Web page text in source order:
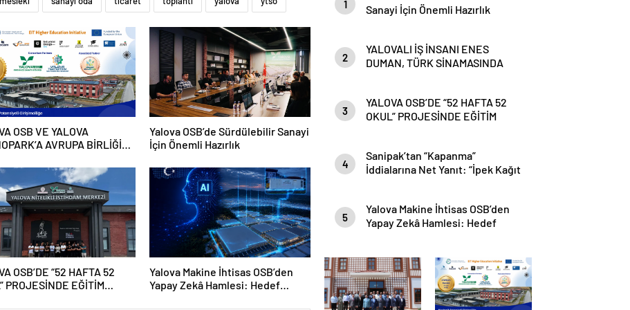
OSB VE YALOVA
AVRUPA BİRLİĞİ
Yalova OSB’de Sürdülebilir Sanayi
İçin Önemli Hazırlık
OSB’DE “52 HAFTA 52
PROJESİNDE EĞİTİM
Yalova Makine İhtisas OSB’den
Yapay Zekâ Hamlesi: Hedef
1
Sanayi İçin Önemli Hazırlık
2
YALOVALI İŞ İNSANI ENES
DUMAN, TÜRK SİNAMASINDA
3
YALOVA OSB’DE “52 HAFTA 52
OKUL” PROJESİNDE EĞİTİM
4
Sanipak’tan “Kapanma”
İddialarına Net Yanıt: “İpek Kağıt
5
Yalova Makine İhtisas OSB’den
Yapay Zekâ Hamlesi: Hedef